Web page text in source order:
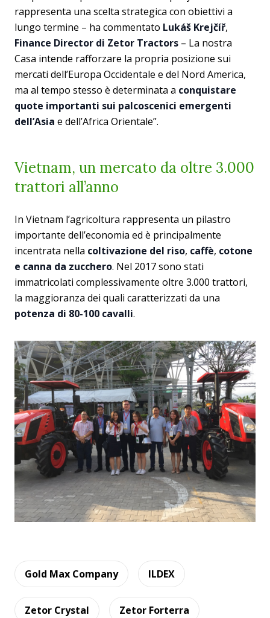
rappresenta una scelta strategica con obiettivi a
lungo termine – ha commentato Lukáš Krejčíř,
Finance Director di Zetor Tractors – La nostra
Casa intende rafforzare la propria posizione sui
mercati dell’Europa Occidentale e del Nord America,
ma al tempo stesso è determinata a conquistare
quote importanti sui palcoscenici emergenti
dell’Asia e dell’Africa Orientale”.
Vietnam, un mercato da oltre 3.000
trattori all’anno
In Vietnam l’agricoltura rappresenta un pilastro
importante dell’economia ed è principalmente
incentrata nella coltivazione del riso, caffè, cotone
e canna da zucchero. Nel 2017 sono stati
immatricolati complessivamente oltre 3.000 trattori,
la maggioranza dei quali caratterizzati da una
potenza di 80-100 cavalli.
Gold Max Company ILDEX
Zetor Crystal Zetor Forterra